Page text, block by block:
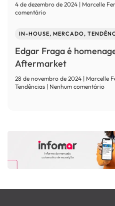
para
o
4 de dezembro de 2024 | Marcelle
comentárioem
na
IN-HOUSE, MERCADO,
Edgar Fraga é
Aftermarket
28 de novembro de 2024 | Marcelle
Tendências | Nenhum comentárioem